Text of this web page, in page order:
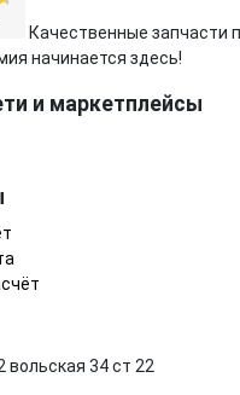
Качественные запчасти
начинается здесь!
и маркетплейсы
вольская 34 ст 22